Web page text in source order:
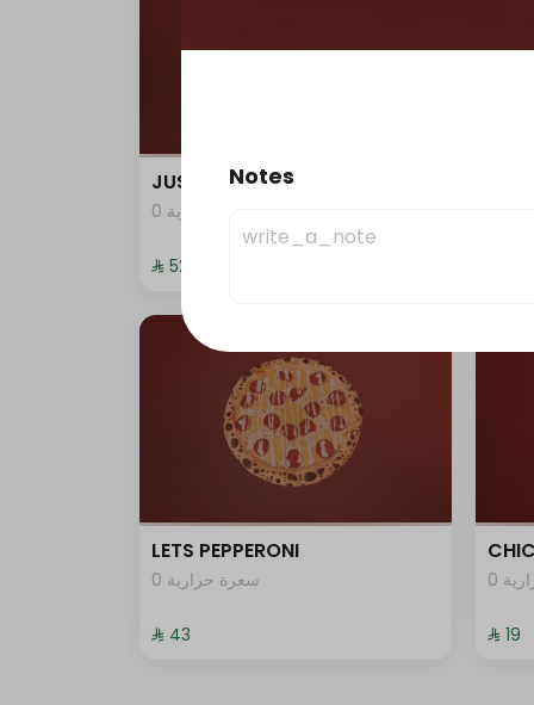
JUST DUNK IT PEPPERONI
0 سعرة حرارية
⁨⁦‪‬ 52⁩
LETS PEPPERONI
0 سعرة حرارية
⁨⁦‪‬ 43⁩ ⁨⁦‪‬ 19⁩
Notes